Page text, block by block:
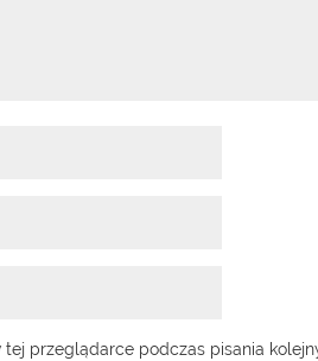
przeglądarce podczas pisania